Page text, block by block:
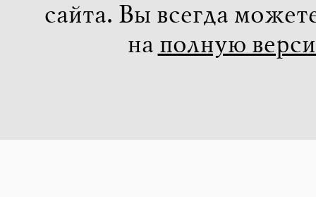
сайта. Вы всегда
на полную